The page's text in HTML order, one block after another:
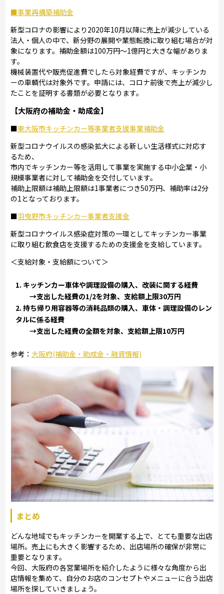
■事業再構築補助金
新型コロナの影響により2020年10月以降に売上が減少している
法人・個人の中で、新分野の展開や業態転換に取り組む場合が対
象になります。補助金額は100万円～1億円と大きな幅がありま
す。
機械装置代や販売促進費でしたら対象経費ですが、キッチンカ
ーの車輌代は対象外です。申請には、コロナ前後で売上が減少し
たことを証明する書類が必要となります。
【大阪府の補助金・助成金】
■東大阪市キッチンカー等事業者支援事業補助金
新型コロナウイルスの感染拡大による新しい生活様式に対応す
るため、
市内でキッチンカー等を活用して事業を実施する中小企業・小
規模事業者に対して補助金を交付しています。
補助上限額は補助上限額は1事業者につき50万円、補助率は2分
の1となっております。
■羽曳野市キッチンカー事業者支援金
新型コロナウイルス感染症対策の一環としてキッチンカー事業
に取り組む飲食店を支援するための支援金を支給しています。
＜支給対象・支給額について＞
キッチンカー車体や調理設備の購入、改装に関する経費
→支出した経費の1/2を対象、支給額上限30万円
持ち帰り用容器等の消耗品類の購入、車体・調理設備のレン
タルに係る経費
→支出した経費の全額を対象、支給額上限10万円
参考：大阪府(補助金・助成金・融資情報)
まとめ
どんな地域でもキッチンカーを開業する上で、とても重要な出店
場所。売上にも大きく影響するため、出店場所の確保が非常に
重要となります。
今回、大阪府の各営業場所を紹介したように様々な角度から出
店情報を集めて、自分のお店のコンセプトやメニューに合う出店
場所を探していきましょう。